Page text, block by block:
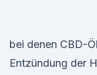
bei denen CBD-
Entzündung der